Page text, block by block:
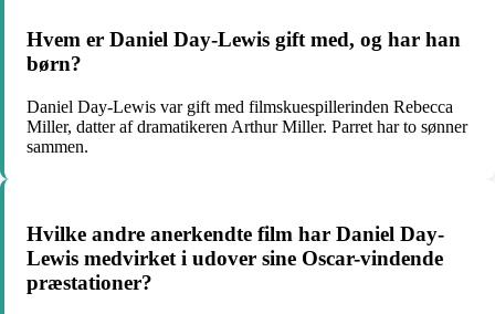
Hvem er Daniel Day-Lewis gift med, og har han
børn?
Daniel Day-Lewis var gift med filmskuespillerinden Rebecca
Miller, datter af dramatikeren Arthur Miller. Parret har to sønner
sammen.
Hvilke andre anerkendte film har Daniel Day-
Lewis medvirket i udover sine Oscar-vindende
præstationer?